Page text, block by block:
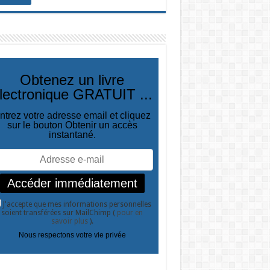
Obtenez un livre
GRATUIT ...
votre adresse email et cliquez
sur le bouton Obtenir un accès
instantané.
J'accepte que mes informations personnelles
soient transférées sur MailChimp ( pour en
savoir plus ).
Nous respectons votre vie privée